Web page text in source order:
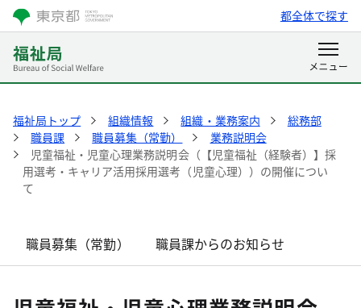
都全体で探す
福祉局トップ 組織情報 組織・業務案内
総務部
職員課
職員募集（常勤）
業務説明会
児童福祉・児童心理業務説明会（【児童福祉（経験者）】採
用選考・キャリア活用採用選考（児童心理））の開催につい
て
職員募集（常勤） 職員課からのお知らせ